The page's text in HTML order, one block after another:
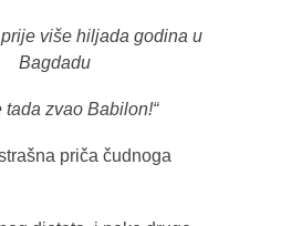
više hiljada godina u
Bagdadu
tada zvao Babilon!“
priča čudnoga